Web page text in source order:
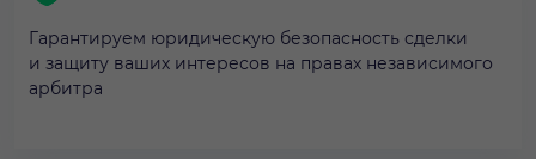
Гарантируем юридическую безопасность сделки
и защиту ваших интересов на правах независимого
арбитра